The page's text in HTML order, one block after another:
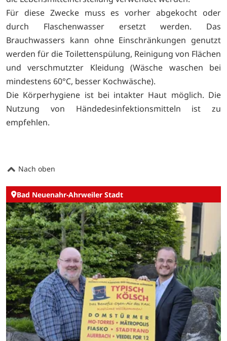
Für diese Zwecke muss es vorher abgekocht oder
durch Flaschenwasser ersetzt werden. Das
Brauchwassers kann ohne Einschränkungen genutzt
werden für die Toilettenspülung, Reinigung von Flächen
und verschmutzter Kleidung (Wäsche waschen bei
mindestens 60°C, besser Kochwäsche).
Die Körperhygiene ist bei intakter Haut möglich. Die
Nutzung von Händedesinfektionsmitteln ist zu
empfehlen.
Nach oben
Bad Neuenahr-Ahrweiler Stadt